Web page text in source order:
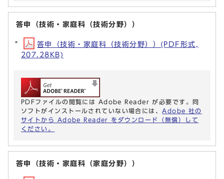
答申（技術・家庭科（技術分野））
答申（技術・家庭科（技術分野））(PDF形式,
207.28KB)
PDFファイルの閲覧には Adobe Reader が必要です。同
ソフトがインストールされていない場合には、 Adobe 社の
サイトから Adobe Reader をダウンロード（無償）して
ください。
答申（技術・家庭科（家庭分野））